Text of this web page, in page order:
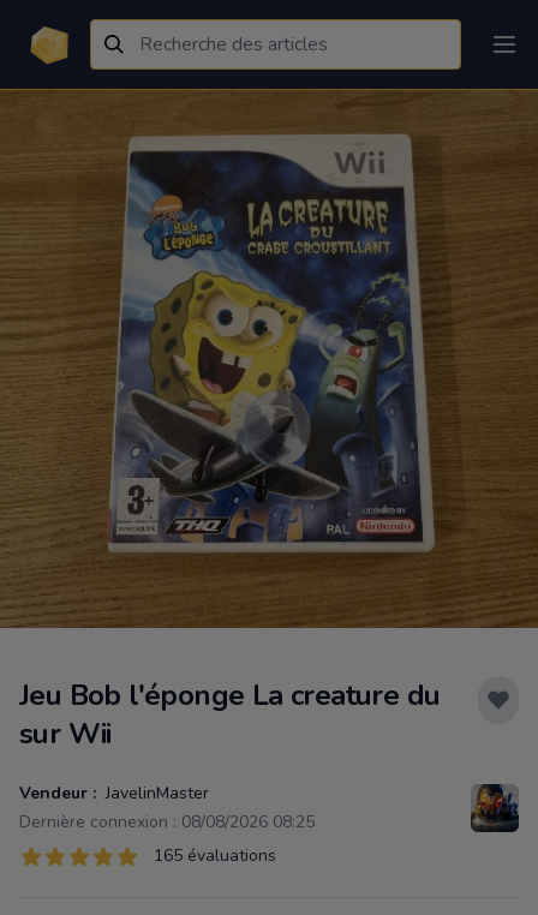
Jeu Bob l'éponge La creature du
sur Wii
Vendeur : JavelinMaster
Dernière connexion : 08/08/2026 08:25
Évaluations
165 sur 5 étoiles165 évaluations